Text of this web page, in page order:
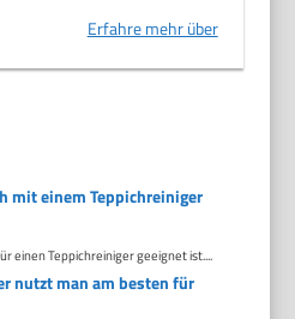
Erfahre mehr über
mit einem Teppichreiniger
einen Teppichreiniger geeignet ist....
nutzt man am besten für